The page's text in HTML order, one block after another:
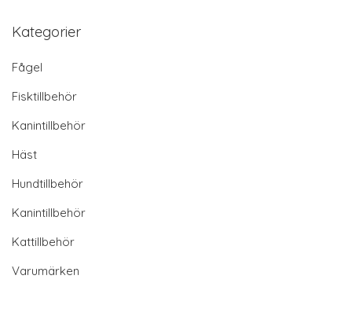
Kategorier
Fågel
Fisktillbehör
Kanintillbehör
Häst
Hundtillbehör
Kanintillbehör
Kattillbehör
Varumärken